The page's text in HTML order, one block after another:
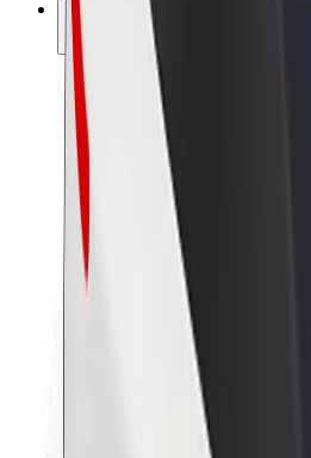
Bedrift
Karrierer
Om Bolt
Bærekraft hos Bolt
Prosjekt Zero
Nyhetsrom
Retningslinjer for varemerke
Investorrelasjoner